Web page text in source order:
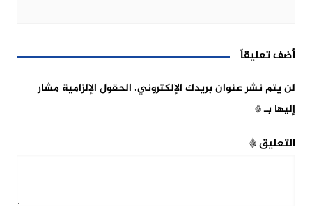
أضف تعليقاً
لن يتم نشر عنوان بريدك الإلكتروني. الحقول الإلزامية مشار
إليها بـ*
التعليق*